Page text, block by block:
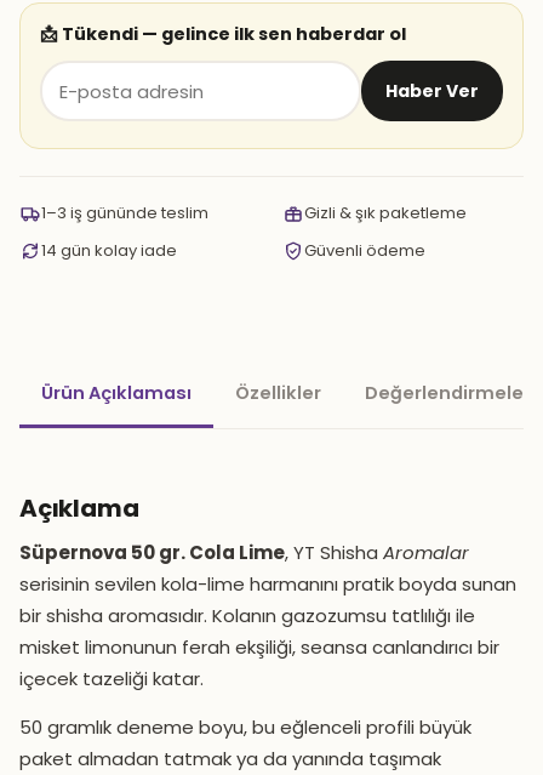
📩 Tükendi — gelince ilk sen haberdar ol
Haber Ver
1–3 iş gününde teslim
Gizli & şık paketleme
14 gün kolay iade
Güvenli ödeme
Ürün Açıklaması Özellikler Değerlendirmeler
Açıklama
Süpernova 50 gr. Cola Lime, YT Shisha Aromalar
serisinin sevilen kola-lime harmanını pratik boyda sunan
bir shisha aromasıdır. Kolanın gazozumsu tatlılığı ile
misket limonunun ferah ekşiliği, seansa canlandırıcı bir
içecek tazeliği katar.
50 gramlık deneme boyu, bu eğlenceli profili büyük
paket almadan tatmak ya da yanında taşımak